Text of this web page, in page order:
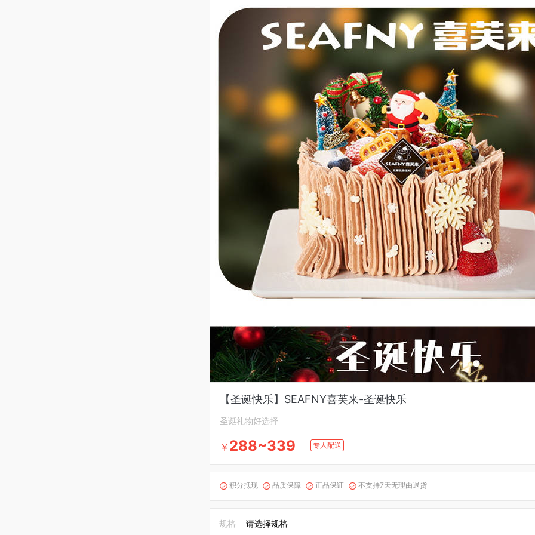
【圣诞快乐】SEAFNY喜芙来-圣诞快乐
圣诞礼物好选择
￥ 288~339 专人配送
 积分抵现  品质保障  正品保证  不支持7天无理由退货
规格 请选择规格